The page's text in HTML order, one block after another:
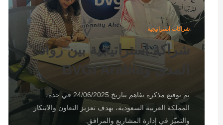
شراكات استراتيجية
شراكة استراتيجية بين رواد
المدى وBVGI Arabia
تم توقيع مذكرة تفاهم بتاريخ 24/06/2025 في جدة،
المملكة العربية السعودية، بهدف تعزيز التعاون والابتكار
والتميّز في إدارة المشاريع والمرافق.